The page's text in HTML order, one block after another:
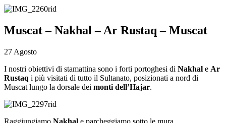
Muscat – Nakhal – Ar Rustaq – Muscat
27 Agosto
I nostri obiettivi di stamattina sono i forti portoghesi di Nakhal e Ar
Rustaq i più visitati di tutto il Sultanato, posizionati a nord di
Muscat lungo la dorsale dei monti dell’Hajar.
Raggiungiamo Nakhal e parcheggiamo sotto le mura.